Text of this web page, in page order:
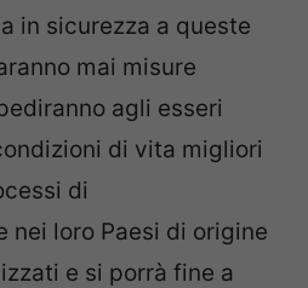
in sicurezza a queste
mai misure
agli esseri
di vita migliori
di
nei loro Paesi di origine
e si porrà fine a